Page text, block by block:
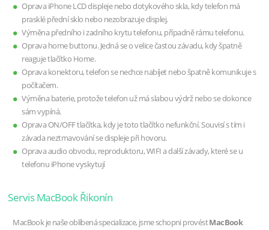
Oprava iPhone LCD displeje nebo dotykového skla, kdy telefon má
prasklé přední sklo nebo nezobrazuje displej.
Výměna předního i zadního krytu telefonu, případně rámu telefonu.
Oprava home buttonu. Jedná se o velice častou závadu, kdy špatně
reaguje tlačítko Home.
Oprava konektoru, telefon se nechce nabíjet nebo špatně komunikuje s
počítačem.
Výměna baterie, protože telefon už má slabou výdrž nebo se dokonce
sám vypíná.
Oprava ON/OFF tlačítka, kdy je toto tlačítko nefunkční. Souvisí s tím i
závada neztmavování se displeje při hovoru.
Oprava audio obvodu, reproduktoru, WIFI a další závady, které se u
telefonu iPhone vyskytují
Servis MacBook Řikonín
MacBook je naše oblíbená specializace, jsme schopni provéstMacBook